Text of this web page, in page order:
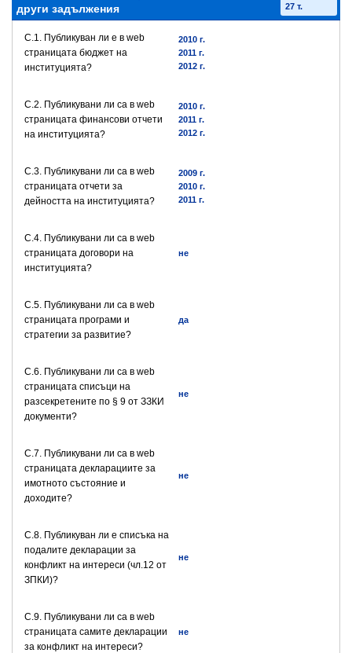
други задължения
27 т.
C.1. Публикуван ли е в web
страницата бюджет на
институцията?
2010 г.
2011 г.
2012 г.
C.2. Публикувани ли са в web
страницата финансови отчети
на институцията?
2010 г.
2011 г.
2012 г.
C.3. Публикувани ли са в web
страницата отчети за
дейността на институцията?
2009 г.
2010 г.
2011 г.
C.4. Публикувани ли са в web
страницата договори на
институцията?
не
C.5. Публикувани ли са в web
страницата програми и
стратегии за развитие?
да
C.6. Публикувани ли са в web
страницата списъци на
разсекретените по § 9 от ЗЗКИ
документи?
не
C.7. Публикувани ли са в web
страницата декларациите за
имотното състояние и
доходите?
не
C.8. Публикуван ли е списъка на
подалите декларации за
конфликт на интереси (чл.12 от
ЗПКИ)?
не
C.9. Публикувани ли са в web
страницата самите декларации
за конфликт на интереси?
не